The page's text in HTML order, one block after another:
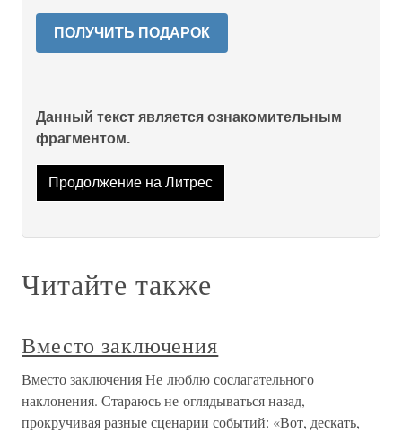
ПОЛУЧИТЬ ПОДАРОК
Данный текст является ознакомительным
фрагментом.
Продолжение на Литрес
Читайте также
Вместо заключения
Вместо заключения Не люблю сослагательного
наклонения. Стараюсь не оглядываться назад,
прокручивая разные сценарии событий: «Вот, дескать,